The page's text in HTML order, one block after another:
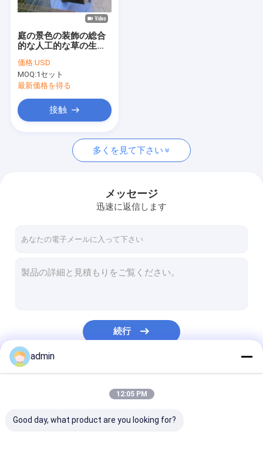
工場旅行
品質管理
引用を要求しなさい
テープ放出ライン
庭の景色の装飾の総合
的な人工的な草の生産
価格:USD
MOQ:1セット
最新価格を得る
接触
多くを見て下さい
メッセージ
迅速に返信します
続行
admin
12:05 PM
Good day, what product are you looking for?